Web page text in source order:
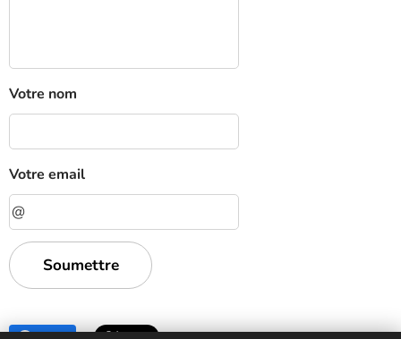
Votre nom
Votre email
Soumettre